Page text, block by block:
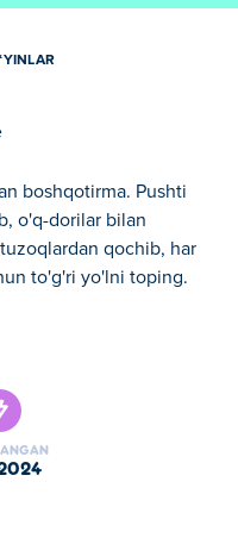
boshqotirma. Pushti
o'q-dorilar bilan
qochib, har
to'g'ri yo'lni toping.
yomon pushti
Siz harakatlana
yagona yo'li o'zingizni